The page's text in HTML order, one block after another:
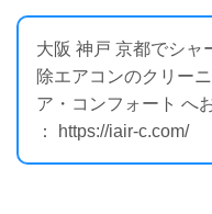
大阪 神戸 京都でシャ
除エアコンのクリー
ア・コンフォート へ
： https://iair-c.com/